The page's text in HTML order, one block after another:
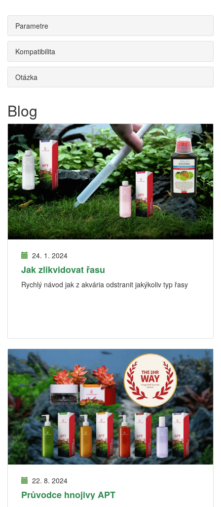
Parametre
Kompatibilita
Otázka
Blog
24. 1. 2024
Jak zlikvidovat řasu
Rychlý návod jak z akvária odstranit jakýkoliv typ řasy
22. 8. 2024
Průvodce hnojivy APT